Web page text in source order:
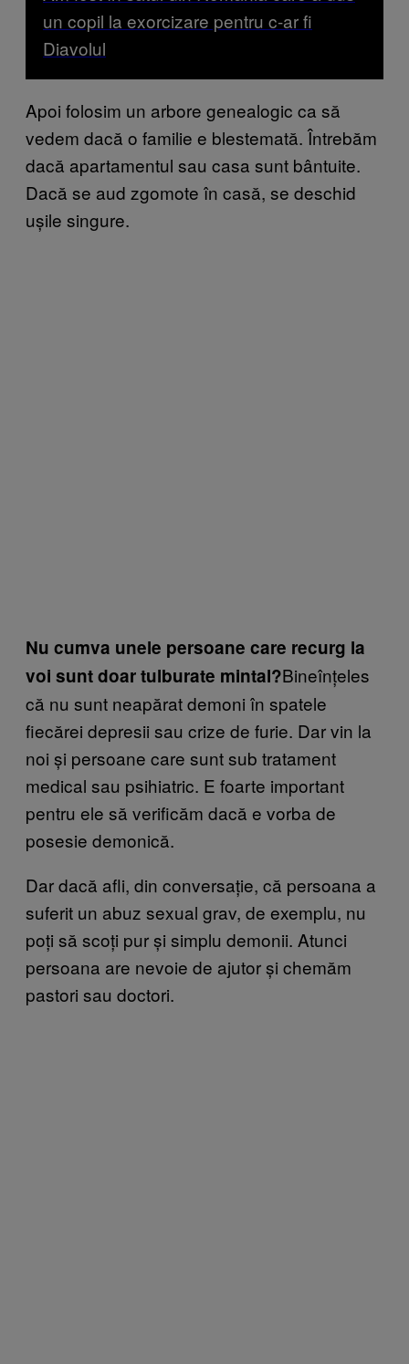
un copil la exorcizare pentru c-ar fi
Diavolul
Apoi folosim un arbore genealogic ca să
vedem dacă o familie e blestemată. Întrebăm
dacă apartamentul sau casa sunt bântuite.
Dacă se aud zgomote în casă, se deschid
ușile singure.
Nu cumva unele persoane care recurg la
voi sunt doar tulburate mintal?Bineînțeles
că nu sunt neapărat demoni în spatele
fiecărei depresii sau crize de furie. Dar vin la
noi și persoane care sunt sub tratament
medical sau psihiatric. E foarte important
pentru ele să verificăm dacă e vorba de
posesie demonică.
Dar dacă afli, din conversație, că persoana a
suferit un abuz sexual grav, de exemplu, nu
poți să scoți pur și simplu demonii. Atunci
persoana are nevoie de ajutor și chemăm
pastori sau doctori.